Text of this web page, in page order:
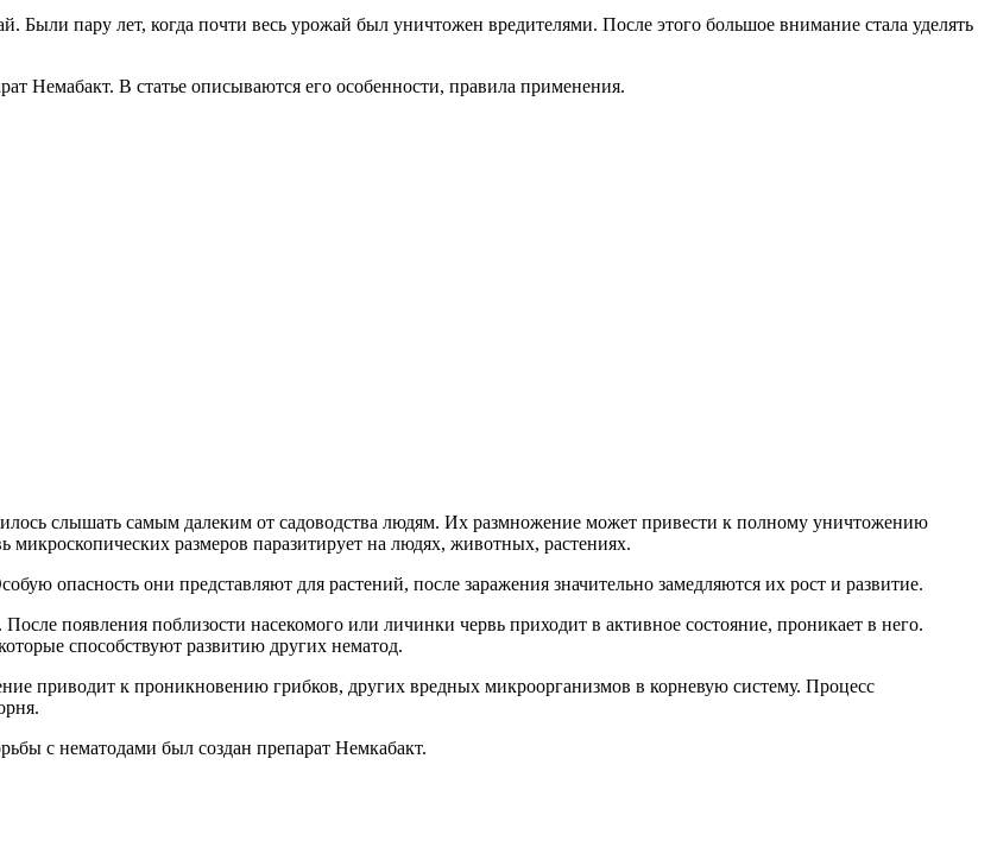
Были пару лет, когда почти весь урожай был уничтожен вредителями. После этого большое внимание стала уделять
Немабакт. В статье описываются его особенности, правила применения.
слышать самым далеким от садоводства людям. Их размножение может привести к полному уничтожению
размеров паразитирует на людях, животных, растениях.
опасность они представляют для растений, после заражения значительно замедляются их рост и развитие.
появления поблизости насекомого или личинки червь приходит в активное состояние, проникает в него.
способствуют развитию других нематод.
приводит к проникновению грибков, других вредных микроорганизмов в корневую систему. Процесс
с нематодами был создан препарат Немкабакт.